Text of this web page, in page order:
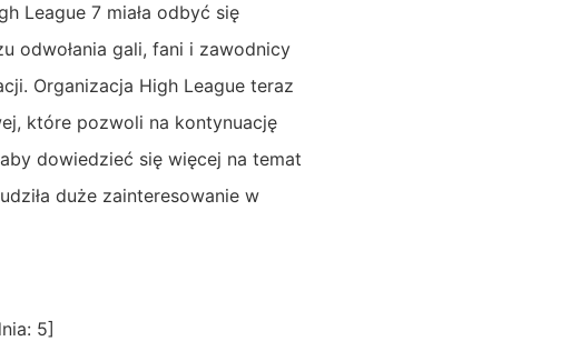
League 7 miała odbyć się
odwołania gali, fani i zawodnicy
Organizacja High League teraz
które pozwoli na kontynuację
dowiedzieć się więcej na temat
duże zainteresowanie w
5]